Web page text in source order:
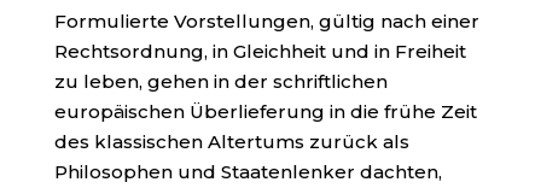
Formulierte Vorstellungen, gültig nach einer
Rechtsordnung, in Gleichheit und in Freiheit
zu leben, gehen in der schriftlichen
europäischen Überlieferung in die frühe Zeit
des klassischen Altertums zurück als
Philosophen und Staatenlenker dachten,